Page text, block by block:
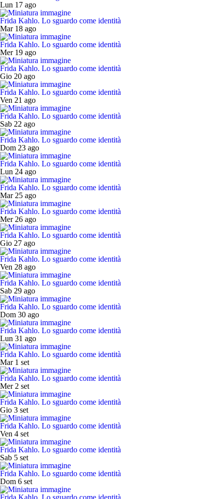
Lun 17 ago
Frida Kahlo. Lo sguardo come identità
Mar 18 ago
Frida Kahlo. Lo sguardo come identità
Mer 19 ago
Frida Kahlo. Lo sguardo come identità
Gio 20 ago
Frida Kahlo. Lo sguardo come identità
Ven 21 ago
Frida Kahlo. Lo sguardo come identità
Sab 22 ago
Frida Kahlo. Lo sguardo come identità
Dom 23 ago
Frida Kahlo. Lo sguardo come identità
Lun 24 ago
Frida Kahlo. Lo sguardo come identità
Mar 25 ago
Frida Kahlo. Lo sguardo come identità
Mer 26 ago
Frida Kahlo. Lo sguardo come identità
Gio 27 ago
Frida Kahlo. Lo sguardo come identità
Ven 28 ago
Frida Kahlo. Lo sguardo come identità
Sab 29 ago
Frida Kahlo. Lo sguardo come identità
Dom 30 ago
Frida Kahlo. Lo sguardo come identità
Lun 31 ago
Frida Kahlo. Lo sguardo come identità
Mar 1 set
Frida Kahlo. Lo sguardo come identità
Mer 2 set
Frida Kahlo. Lo sguardo come identità
Gio 3 set
Frida Kahlo. Lo sguardo come identità
Ven 4 set
Frida Kahlo. Lo sguardo come identità
Sab 5 set
Frida Kahlo. Lo sguardo come identità
Dom 6 set